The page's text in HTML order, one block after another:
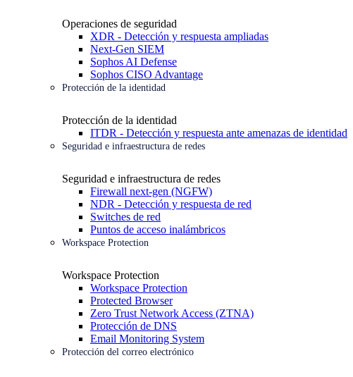
Operaciones de seguridad
XDR - Detección y respuesta ampliadas
Next-Gen SIEM
Sophos AI Defense
Sophos CISO Advantage
Protección de la identidad
Protección de la identidad
ITDR - Detección y respuesta ante amenazas de identidad
Seguridad e infraestructura de redes
Seguridad e infraestructura de redes
Firewall next-gen (NGFW)
NDR - Detección y respuesta de red
Switches de red
Puntos de acceso inalámbricos
Workspace Protection
Workspace Protection
Workspace Protection
Protected Browser
Zero Trust Network Access (ZTNA)
Protección de DNS
Email Monitoring System
Protección del correo electrónico